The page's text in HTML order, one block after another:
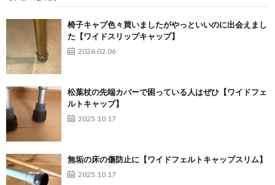
椅子キャプ色々買いましたがやっといいのに出会えまし
た【ワイドスリップキャップ】
2026.02.06
松葉杖の先端カバーで困っている人はぜひ【ワイドフェ
ルトキャップ】
2025.10.17
無垢の床の傷防止に【ワイドフェルトキャップスリム】
2025.10.17